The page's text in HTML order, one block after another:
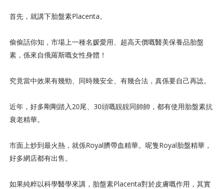
首先，就講下胎盤素Placenta。
偷偷話你知，市場上一種名媛愛用、超高天價嘅醫美保養品胎盤
素，係來自俄羅斯嘅女性身體！
究竟當中效果有幾勁、同時幾安全、有幾合法，真係要自己再諗。
近年，好多剛剛踏入20尾、30頭嘅靚靚同帥帥，都有使用胎盤素抗
衰老精華。
市面上炒到最火熱，就係Royal臍帶血精華。呢隻Royal胎盤精華，
好多網店都有出售。
如果純粹以科學醫學來講，胎盤素Placenta對於皮膚嘅作用，其實